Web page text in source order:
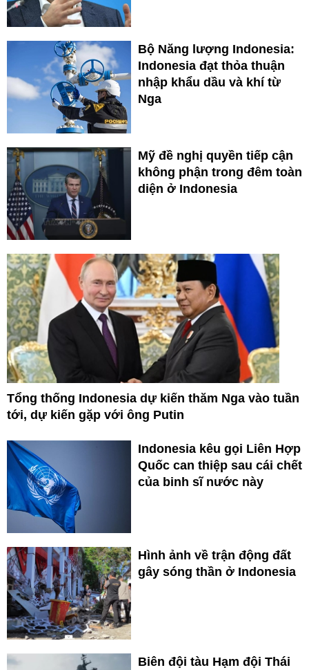
Bộ Năng lượng Indonesia:
Indonesia đạt thỏa thuận
nhập khẩu dầu và khí từ
Nga
Mỹ đề nghị quyền tiếp cận
không phận trong đêm toàn
diện ở Indonesia
Tổng thống Indonesia dự kiến thăm Nga vào tuần
tới, dự kiến gặp với ông Putin
Indonesia kêu gọi Liên Hợp
Quốc can thiệp sau cái chết
của binh sĩ nước này
Hình ảnh về trận động đất
gây sóng thần ở Indonesia
Biên đội tàu Hạm đội Thái